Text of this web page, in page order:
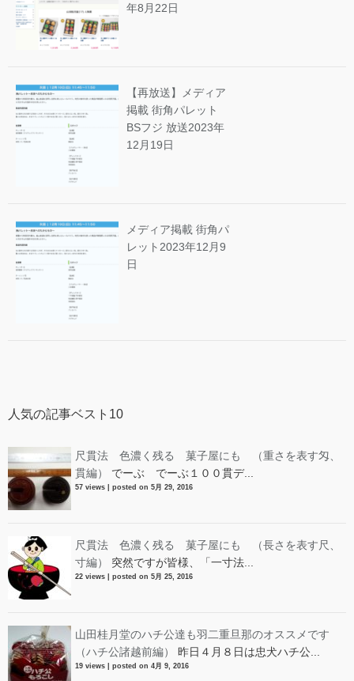
年8月22日
【再放送】メディア
掲載 街角パレット
BSフジ 放送2023年
12月19日
メディア掲載 街角パ
レット 2023年12月9
日
人気の記事ベスト10
尺貫法 色濃く残る 菓子屋にも （重さを表す匁、
貫編）
でーぶ でーぶ１００貫デ...
57 views posted on 5月 29, 2016
尺貫法 色濃く残る 菓子屋にも （長さを表す尺、
寸編）
突然ですが皆様、「一寸法...
22 views posted on 5月 25, 2016
山田桂月堂のハチ公達も羽二重旦那のオススメです
（ハチ公諸越前編）
昨日４月８日は忠犬ハチ公...
19 views posted on 4月 9, 2016